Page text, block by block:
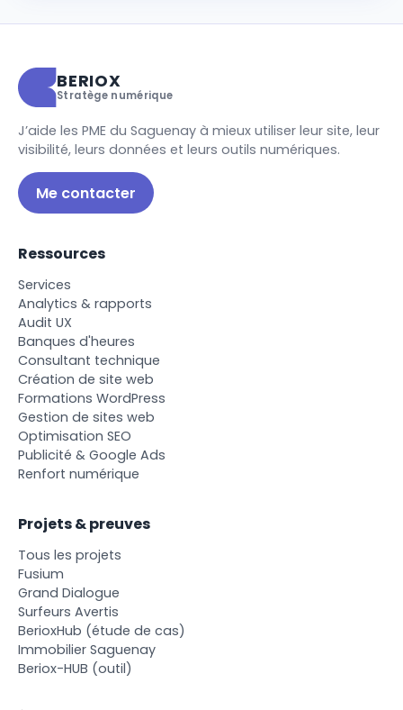
BERIOX
Stratège numérique
J’aide les PME du Saguenay à mieux utiliser leur site, leur
visibilité, leurs données et leurs outils numériques.
Me contacter
Ressources
Services
Analytics & rapports
Audit UX
Banques d'heures
Consultant technique
Création de site web
Formations WordPress
Gestion de sites web
Optimisation SEO
Publicité & Google Ads
Renfort numérique
Projets & preuves
Tous les projets
Fusium
Grand Dialogue
Surfeurs Avertis
BerioxHub (étude de cas)
Immobilier Saguenay
Beriox-HUB (outil)